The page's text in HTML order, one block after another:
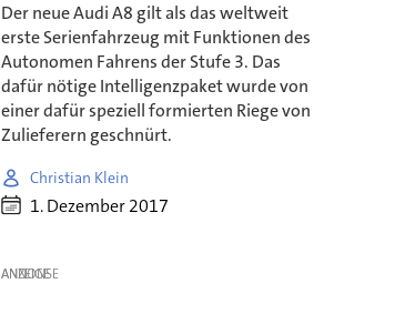
Der neue Audi A8 gilt als das weltweit
erste Serienfahrzeug mit Funktionen des
Autonomen Fahrens der Stufe 3. Das
dafür nötige Intelligenzpaket wurde von
einer dafür speziell formierten Riege von
Zulieferern geschnürt.
Christian Klein
1. Dezember 2017
ANZEIGE